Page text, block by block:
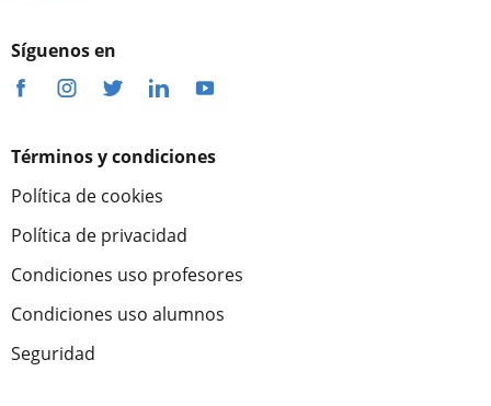
Síguenos en
Términos y condiciones
Política de cookies
Política de privacidad
Condiciones uso profesores
Condiciones uso alumnos
Seguridad